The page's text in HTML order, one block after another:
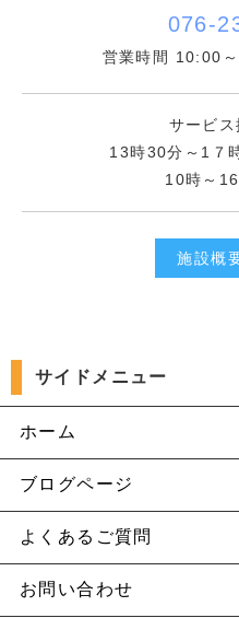
076-
営業時間 10:00
サービス
13時30分～1７
10時～16
施設概
サイドメニュー
ホーム
ブログページ
よくあるご質問
お問い合わせ